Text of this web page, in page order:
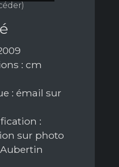
: cm
: émail sur
:
sur photo